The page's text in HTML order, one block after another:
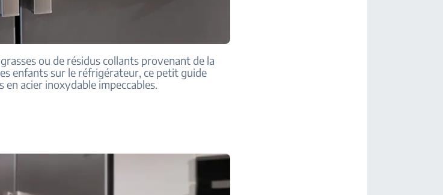
ou de résidus collants provenant de la
enfants sur le réfrigérateur, ce petit guide
acier inoxydable impeccables.